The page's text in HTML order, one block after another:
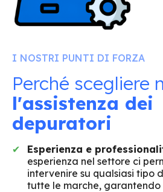
I NOSTRI PUNTI DI FORZA
Perché scegliere
l'assistenza dei
depuratori
Esperienza e
esperienza nel settore ci
intervenire su qualsiasi tipo
tutte le marche, garantendo